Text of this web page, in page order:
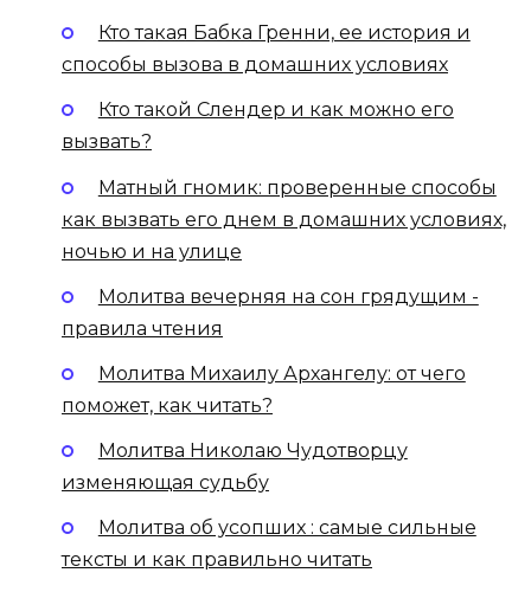
Кто такая Бабка Гренни, ее история и
способы вызова в домашних условиях
Кто такой Слендер и как можно его
вызвать?
Матный гномик: проверенные способы
как вызвать его днем в домашних условиях,
ночью и на улице
Молитва вечерняя на сон грядущим -
правила чтения
Молитва Михаилу Архангелу: от чего
поможет, как читать?
Молитва Николаю Чудотворцу
изменяющая судьбу
Молитва об усопших : самые сильные
тексты и как правильно читать